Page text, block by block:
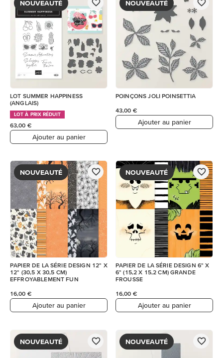
NOUVEAUTÉ
LOT SUMMER HAPPINESS
(ANGLAIS)
LOT À PRIX RÉDUIT
63,00 €
Ajouter au panier
NOUVEAUTÉ
POINÇONS JOLI POINSETTIA
43,00 €
Ajouter au panier
NOUVEAUTÉ
PAPIER DE LA SÉRIE DESIGN 12" X
12" (30,5 X 30,5 CM)
EFFROYABLEMENT FUN
16,00 €
Ajouter au panier
NOUVEAUTÉ
PAPIER DE LA SÉRIE DESIGN 6" X
6" (15,2 X 15,2 CM) GRANDE
FROUSSE
16,00 €
Ajouter au panier
NOUVEAUTÉ NOUVEAUTÉ